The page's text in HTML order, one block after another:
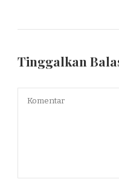
Tinggalkan